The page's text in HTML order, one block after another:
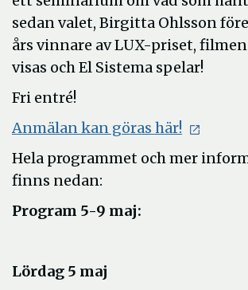
sedan valet, Birgitta Ohlsson
års vinnare av LUX-priset,
visas och El Sistema spelar!
Fri entré!
Anmälan kan göras här! Öppna
Hela programmet och mer
finns nedan:
Program 5-9 maj:
Lördag 5 maj